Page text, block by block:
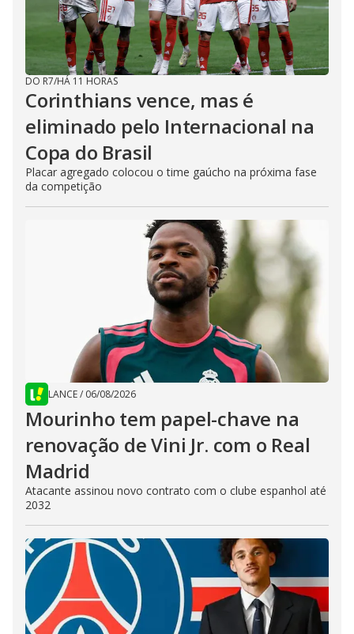
DO R7/HÁ 11 HORAS
Corinthians vence, mas é
eliminado pelo Internacional na
Copa do Brasil
Placar agregado colocou o time gaúcho na próxima fase
da competição
LANCE/ 06/08/2026
Mourinho tem papel-chave na
renovação de Vini Jr. com o Real
Madrid
Atacante assinou novo contrato com o clube espanhol até
2032